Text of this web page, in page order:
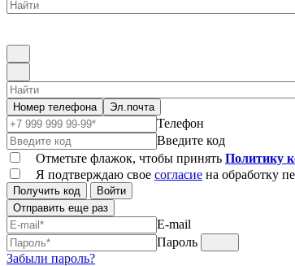
Номер телефона Эл.почта
Телефон
Введите код
Отметьте флажок, чтобы принять Политику
Я подтверждаю свое согласие на обработку
Получить код
Войти
Отправить еще раз
E-mail
Пароль
Забыли пароль?